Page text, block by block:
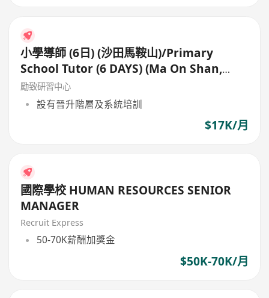
小學導師 (6日) (沙田馬鞍山)/Primary
School Tutor (6 DAYS) (Ma On Shan,
Shatin)
勵致研習中心
設有晉升階層及系統培訓
$17K/月
國際學校 HUMAN RESOURCES SENIOR
MANAGER
Recruit Express
50-70K薪酬加獎金
$50K-70K/月